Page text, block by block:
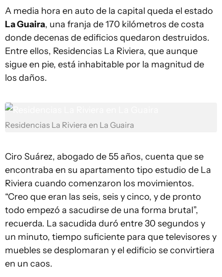
A media hora en auto de la capital queda el estado
La Guaira, una franja de 170 kilómetros de costa
donde decenas de edificios quedaron destruidos.
Entre ellos, Residencias La Riviera, que aunque
sigue en pie, está inhabitable por la magnitud de
los daños.
Residencias La Riviera en La Guaira
Ciro Suárez, abogado de 55 años, cuenta que se
encontraba en su apartamento tipo estudio de La
Riviera cuando comenzaron los movimientos.
“Creo que eran las seis, seis y cinco, y de pronto
todo empezó a sacudirse de una forma brutal”,
recuerda. La sacudida duró entre 30 segundos y
un minuto, tiempo suficiente para que televisores y
muebles se desplomaran y el edificio se convirtiera
en un caos.